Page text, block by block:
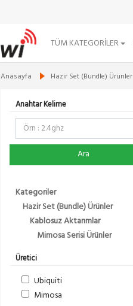
TÜM KATEGORILER
Anasayfa Hazir Set (Bundle) Ürünler
Anahtar Kelime
Ara
Kategoriler
Hazir Set (Bundle) Ürünler
Kablosuz Aktarımlar
Mimosa Serisi Ürünler
Üretici
Ubiquiti
Mimosa